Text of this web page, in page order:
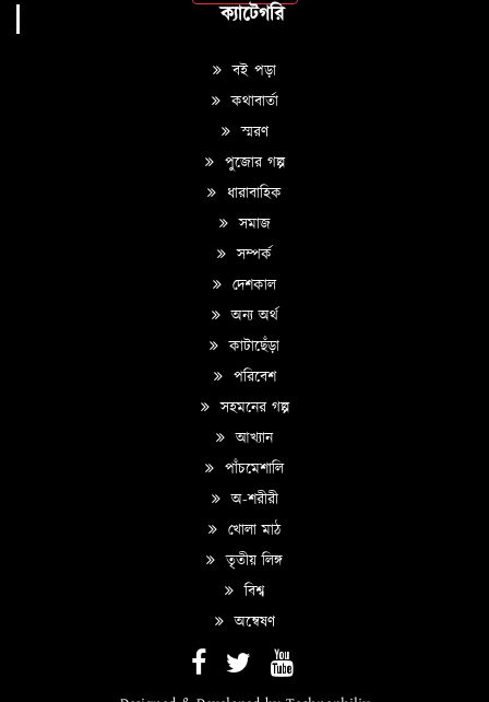
ক্যাটেগরি
বই পড়া
কথাবার্তা
স্মরণ
পুজোর গল্প
ধারাবাহিক
সমাজ
সম্পর্ক
দেশকাল
অন্য অর্থ
কাটাছেঁড়া
পরিবেশ
সহমনের গল্প
আখ্যান
পাঁচমেশালি
অ-শরীরী
খোলা মাঠ
তৃতীয় লিঙ্গ
বিশ্ব
অন্বেষণ